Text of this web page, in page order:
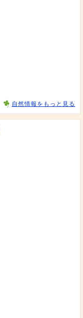
自然情報をもっと見る